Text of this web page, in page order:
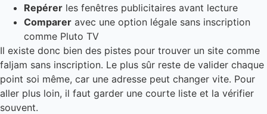
Repérer les fenêtres publicitaires avant lecture
Comparer avec une option légale sans inscription
comme Pluto TV
Il existe donc bien des pistes pour trouver un site comme
faljam sans inscription. Le plus sûr reste de valider chaque
point soi même, car une adresse peut changer vite. Pour
aller plus loin, il faut garder une courte liste et la vérifier
souvent.